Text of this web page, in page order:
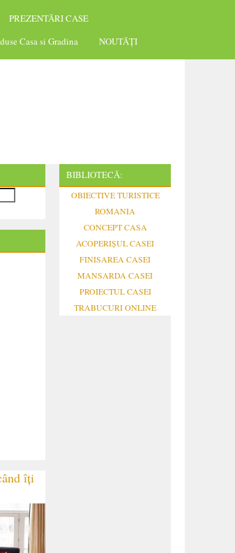
PREZENTĂRI CASE
Casa si Gradina NOUTĂȚI
îți
BIBLIOTECĂ:
OBIECTIVE TURISTICE
ROMANIA
CONCEPT CASA
ACOPERIȘUL CASEI
FINISAREA CASEI
MANSARDA CASEI
PROIECTUL CASEI
TRABUCURI ONLINE